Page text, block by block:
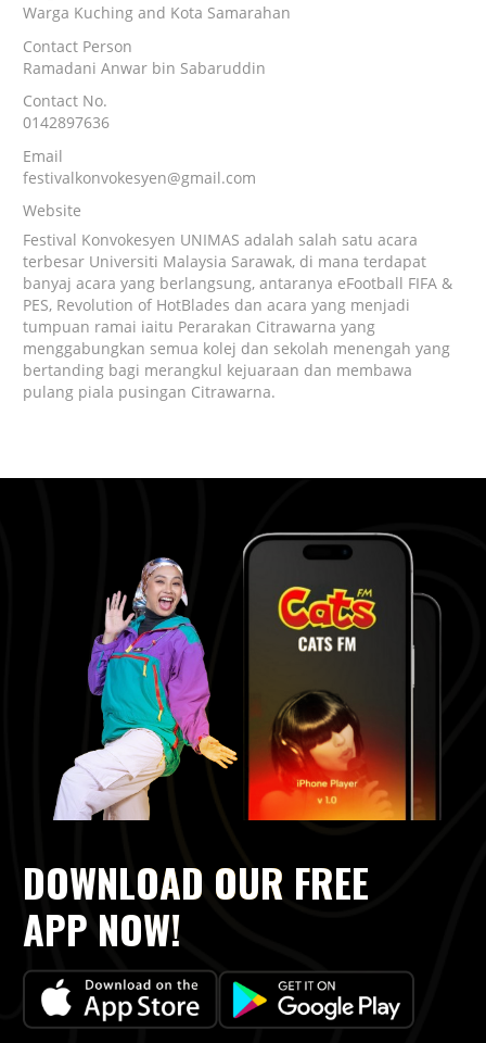
Warga Kuching and Kota Samarahan
Contact Person
Ramadani Anwar bin Sabaruddin
Contact No.
0142897636
Email
festivalkonvokesyen@gmail.com
Website
Festival Konvokesyen UNIMAS adalah salah satu acara
terbesar Universiti Malaysia Sarawak, di mana terdapat
banyaj acara yang berlangsung, antaranya eFootball FIFA &
PES, Revolution of HotBlades dan acara yang menjadi
tumpuan ramai iaitu Perarakan Citrawarna yang
menggabungkan semua kolej dan sekolah menengah yang
bertanding bagi merangkul kejuaraan dan membawa
pulang piala pusingan Citrawarna.
DOWNLOAD OUR FREE
APP NOW!